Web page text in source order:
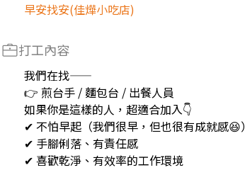
早安找安(佳燁小吃店)
打工內容
我們在找——
👉 煎台手 / 麵包台 / 出餐人員
如果你是這樣的人，超適合加入👇
✔ 不怕早起（我們很早，但也很有成就感😆）
✔ 手腳俐落、有責任感
✔ 喜歡乾淨、有效率的工作環境